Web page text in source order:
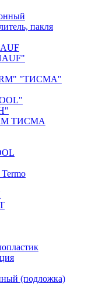
пакля
"ТИСМА"
ТИСМА
(подложка)